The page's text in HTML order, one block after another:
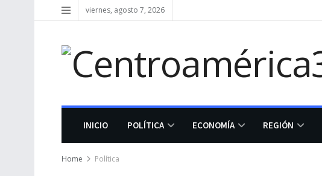
viernes, agosto 7, 2026
INICIO POLÍTICA ECONOMÍA REGIÓN
Home Política